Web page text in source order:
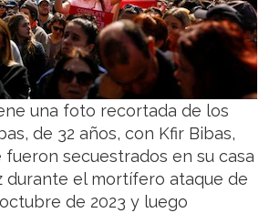
una foto recortada de los
de 32 años, con Kfir Bibas,
fueron secuestrados en su casa
durante el mortífero ataque de
de 2023 y luego